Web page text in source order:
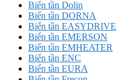
Biến tần Dolin
Biến tần DORNA
Biến tần EASYDRIVE
Biến tần EMERSON
Biến tần EMHEATER
Biến tần ENC
Biến tần EURA